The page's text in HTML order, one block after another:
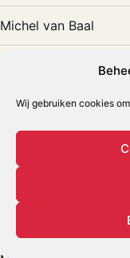
Wij gebruiken cookies
Michel van Baal
Michiel Veenstra